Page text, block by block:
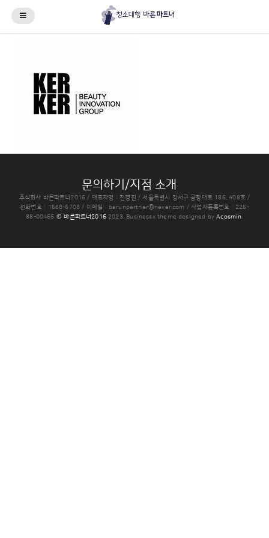
문의하기/지점 소개
주식회사 바른파트너2016 / 대표자명 : 전경진 / 서울특별시 강서구 공항대로 186, 408호 /
전화번호 : 1588-6708 / 이메일 : barunpartner@naver.com / 사업자등록번호 : 225-
88-00456 © 바른파트너20162023. Businessx theme designed byAcosmin.